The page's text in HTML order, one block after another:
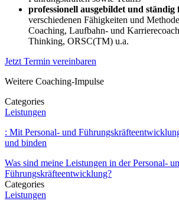
professionell ausgebildet und ständig
verschiedenen Fähigkeiten und
Coaching, Laufbahn- und
Thinking, ORSC(TM) u.a.
Jetzt Termin vereinbaren
Weitere Coaching-Impulse
Categories
Leistungen
: Mit Personal- und
und binden
Was sind meine Leistungen in der Personal-
Führungskräfteentwicklung?
Categories
Leistungen